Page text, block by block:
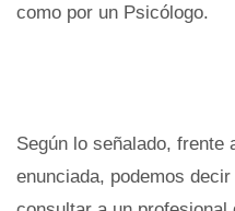
como por un Psicólogo.
Según lo señalado, frente
enunciada, podemos